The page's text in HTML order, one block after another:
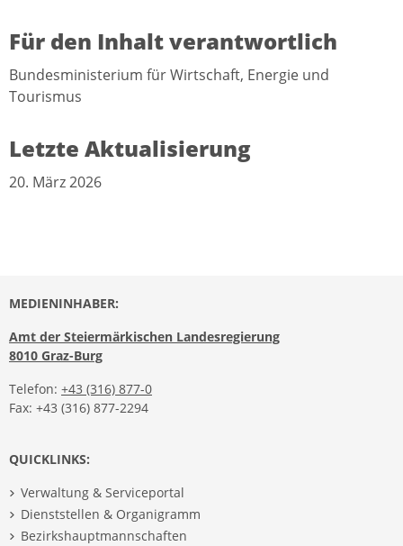
Für den Inhalt verantwortlich
Bundesministerium für Wirtschaft, Energie und
Tourismus
Letzte Aktualisierung
20. März 2026
MEDIENINHABER:
Amt der Steiermärkischen Landesregierung
8010 Graz-Burg
Telefon: +43 (316) 877-0
Fax: +43 (316) 877-2294
QUICKLINKS:
Verwaltung & Serviceportal
Dienststellen & Organigramm
Bezirkshauptmannschaften